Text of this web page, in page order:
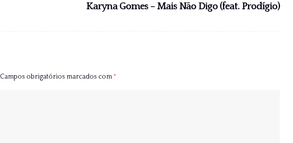
Karyna Gomes – Mais Não Digo (feat. Prodígio)
Campos obrigatórios marcados com*